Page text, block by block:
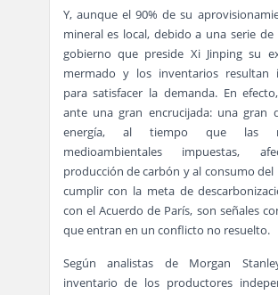
Y, aunque el 90% de su
mineral es local, debido a una serie de
gobierno que preside Xi Jinping su
mermado y los inventarios resultan
para satisfacer la demanda. En
ante una gran encrucijada: una gran
energía, al tiempo que las
medioambientales impuestas,
producción de carbón y al consumo del
cumplir con la meta de
con el Acuerdo de París, son señales
que entran en un conflicto no resuelto.
Según analistas de Morgan
inventario de los productores